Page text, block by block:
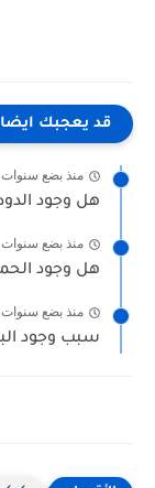
قد يعجبك ايضا
منذ بضع سنوات
هل وجود
منذ بضع سنوات
هل وجود
منذ بضع سنوات
سبب وجود